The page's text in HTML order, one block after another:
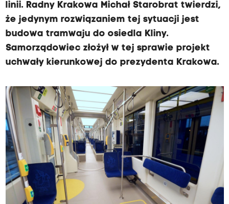
linii. Radny Krakowa Michał Starobrat twierdzi,
że jedynym rozwiązaniem tej sytuacji jest
budowa tramwaju do osiedla Kliny.
Samorządowiec złożył w tej sprawie projekt
uchwały kierunkowej do prezydenta Krakowa.